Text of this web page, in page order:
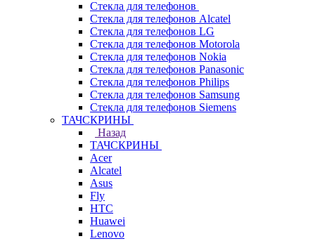
Стекла для телефонов
Стекла для телефонов Alcatel
Стекла для телефонов LG
Стекла для телефонов Motorola
Стекла для телефонов Nokia
Стекла для телефонов Panasonic
Стекла для телефонов Philips
Стекла для телефонов Samsung
Стекла для телефонов Siemens
ТАЧСКРИНЫ
Назад
ТАЧСКРИНЫ
Acer
Alcatel
Asus
Fly
HTC
Huawei
Lenovo